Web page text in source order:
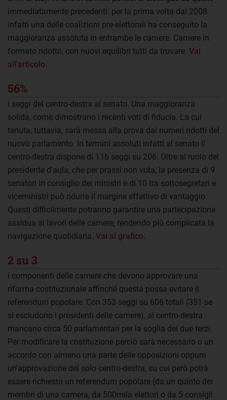
immediatamente precedenti: per la prima volta dal 2008
infatti una delle coalizioni pre-elettorali ha conseguito la
maggioranza assoluta in entrambe le camere. Camere in
formato ridotto, con nuovi equilibri tutti da trovare. Vai
all’articolo.
56%
i seggi del centro-destra al senato. Una maggioranza
solida, come dimostrano i recenti voti di fiducia. La cui
tenuta, tuttavia, sarà messa alla prova dai numeri ridotti del
nuovo parlamento. In termini assoluti infatti al senato il
centro-destra dispone di 116 seggi su 206. Oltre al ruolo del
presidente d’aula, che per prassi non vota, la presenza di 9
senatori in consiglio dei ministri e di 10 tra sottosegretari e
viceministri può ridurre il margine effettivo di vantaggio.
Questi difficilmente potranno garantire una partecipazione
assidua ai lavori delle camere, rendendo più complicata la
navigazione quotidiana. Vai al grafico.
2 su 3
i componenti delle camere che devono approvare una
riforma costituzionale affinché questa possa evitare il
referendum popolare. Con 353 seggi su 606 totali (351 se
si escludono i presidenti delle camere), al centro-destra
mancano circa 50 parlamentari per la soglia dei due terzi.
Per modificare la costituzione perciò sarà necessario o un
accordo con almeno una parte delle opposizioni oppure
un’approvazione del solo centro-destra, su cui però potrà
essere richiesto un referendum popolare (da un quinto dei
membri di una camera, da 500mila elettori o da 5 consigli